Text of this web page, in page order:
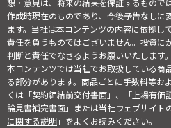
想・意見は、将来の結果を保証するもので
作成時現在のものであり、今後予告なしに
ます。当社は本コンテンツの内容に依拠し
責任を負うものではございません。投資に
判断と責任でなさるようお願いいたします。
本コンテンツでは当社でお取扱している商
る部分があります。商品ごとに手数料等お
くは「契約締結前交付書面」、「上場有価
論見書補完書面」または当社ウェブサイト
に関する説明」をよくお読みください。